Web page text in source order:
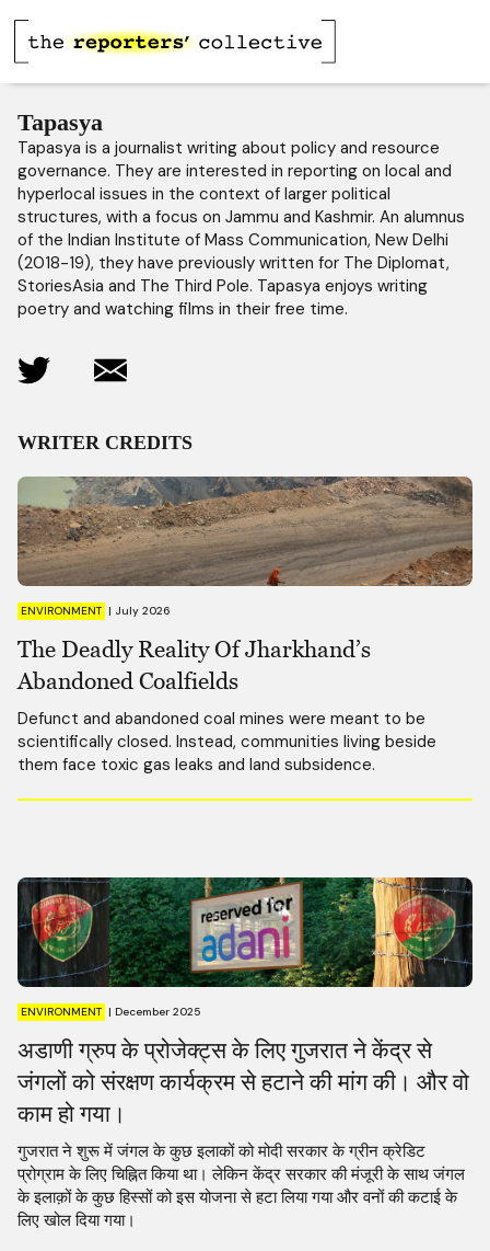
Tapasya
Tapasya is a journalist writing about policy and resource
governance. They are interested in reporting on local and
hyperlocal issues in the context of larger political
structures, with a focus on Jammu and Kashmir. An alumnus
of the Indian Institute of Mass Communication, New Delhi
(2018-19), they have previously written for The Diplomat,
StoriesAsia and The Third Pole. Tapasya enjoys writing
poetry and watching films in their free time.
WRITER CREDITS
ENVIRONMENT | July 2026
The Deadly Reality Of Jharkhand’s
Abandoned Coalfields
Defunct and abandoned coal mines were meant to be
scientifically closed. Instead, communities living beside
them face toxic gas leaks and land subsidence.
ENVIRONMENT | December 2025
अडाणी ग्रुप के प्रोजेक्ट्स के लिए गुजरात ने केंद्र से
जंगलों को संरक्षण कार्यक्रम से हटाने की मांग की। और वो
काम हो गया।
गुजरात ने शुरू में जंगल के कुछ इलाकों को मोदी सरकार के ग्रीन क्रेडिट
प्रोग्राम के लिए चिह्नित किया था। लेकिन केंद्र सरकार की मंजूरी के साथ जंगल
के इलाक़ों के कुछ हिस्सों को इस योजना से हटा लिया गया और वनों की कटाई के
लिए खोल दिया गया।